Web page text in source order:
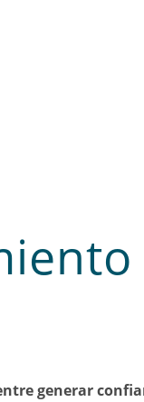
generar